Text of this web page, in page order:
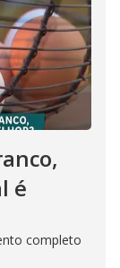
é
completo